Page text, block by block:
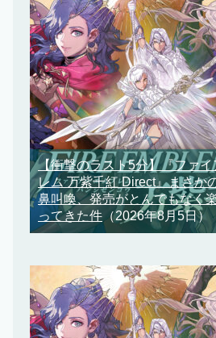
【衝撃のラスト5分】『ファ
レム 万紫千紅 Direct』まさか
鼻叫喚、発売がとんでもなく
ってきた件 （2026年8月5日）